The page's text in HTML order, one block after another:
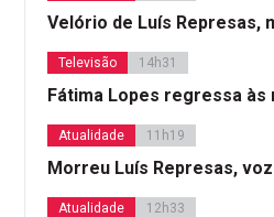
Velório de Luís Represas,
Televisão 14h31
Fátima Lopes regressa às
Atualidade 11h19
Morreu Luís Represas,
Atualidade 12h33